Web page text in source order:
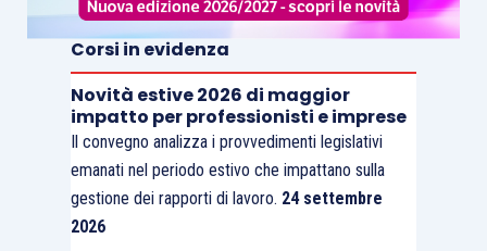
Corsi in evidenza
Novità estive 2026 di maggior
impatto per professionisti e imprese
Il convegno analizza i provvedimenti legislativi
emanati nel periodo estivo che impattano sulla
gestione dei rapporti di lavoro. 24 settembre
2026